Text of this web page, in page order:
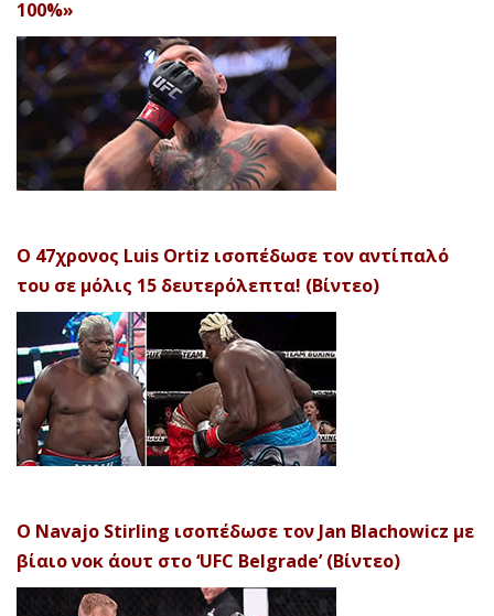
100%»
Ο 47χρονος Luis Ortiz ισοπέδωσε τον αντίπαλό
του σε μόλις 15 δευτερόλεπτα! (Βίντεο)
Ο Navajo Stirling ισοπέδωσε τον Jan Blachowicz με
βίαιο νοκ άουτ στο ‘UFC Belgrade’ (Βίντεο)